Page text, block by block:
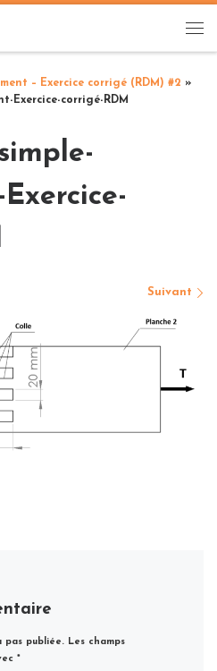
– Exercice corrigé (RDM) #2 »
Exercice-corrigé-RDM
Suivant
pas publiée. Les champs
*